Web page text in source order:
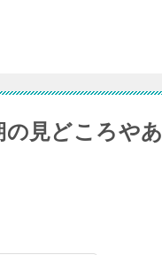
の見どころやあ